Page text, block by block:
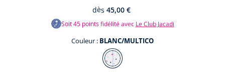
dès 45,00 €
Soit45points fidélité avec Le Club Jacadi
Couleur : BLANC/MULTICO
Couleur
BLANC/MULTICO